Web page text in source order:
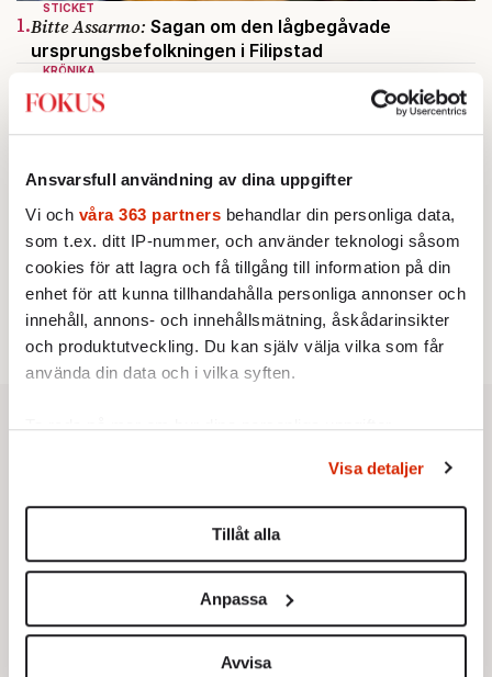
Ansvarsfull användning av dina uppgifter
Vi och våra 363 partners behandlar din personliga data,
som t.ex. ditt IP-nummer, och använder teknologi såsom
cookies för att lagra och få tillgång till information på din
enhet för att kunna tillhandahålla personliga annonser och
innehåll, annons- och innehållsmätning, åskådarinsikter
och produktutveckling. Du kan själv välja vilka som får
använda din data och i vilka syften.
Ta reda på mer om hur dina personliga uppgifter
Du kan ändra eller dra tillbaka ditt samtycke när som
helst från cookie-förklaringen.
Vi använder enhetsidentifierare för att anpassa innehållet
för sociala medier och analysera vår trafik. Vi
vidarebefordrar även sådana identifierare och annan
information från din enhet till de sociala medier och
Visa detaljer
Tillåt alla
Anpassa
Avvisa
STICKET
1.Bitte Assarmo: Sagan om den lågbegåvade
ursprungsbefolkningen i Filipstad
KRÖNIKA
2.Sakine Madon:
Efter islamistdådet oroar sig
vänstern för Agnes Wold
STICKET
KRÖNIKA
4.Frans Wachtmeister:Ja, AC är ett hot mot den
franska civilisationen
UTRIKES
5.Därför liknar Putin både tsaren och Stalin
Av: Bengt Jangfeldt
STICKET
6.Christoffer Jonsson:Inte nu igen, Vänsterpartiet!